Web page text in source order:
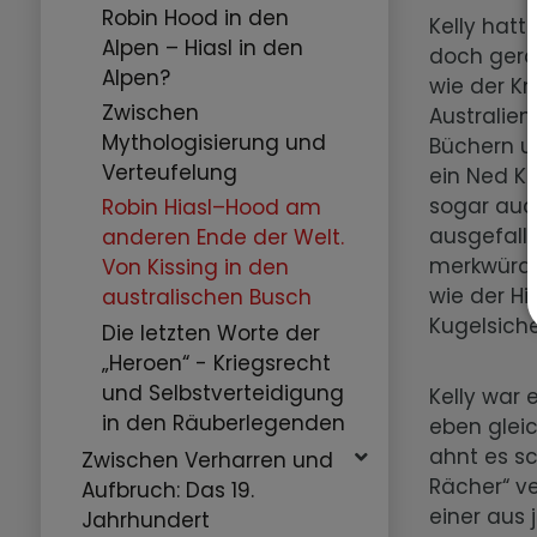
Robin Hood in den
Alpen – Hiasl in den
Alpen?
Zwischen
Mythologisierung und
Verteufelung
Robin Hiasl–Hood am
anderen Ende der Welt.
Von Kissing in den
australischen Busch
Die letzten Worte der
„Heroen“ - Kriegsrecht
und Selbstverteidigung
in den Räuberlegenden
Zwischen Verharren und
Aufbruch: Das 19.
Jahrhundert
Kelly
doch
wie der
Büchern
ein Ned
sogar
wie der
Kelly war
eben
ahnt es
Rächer“
einer aus